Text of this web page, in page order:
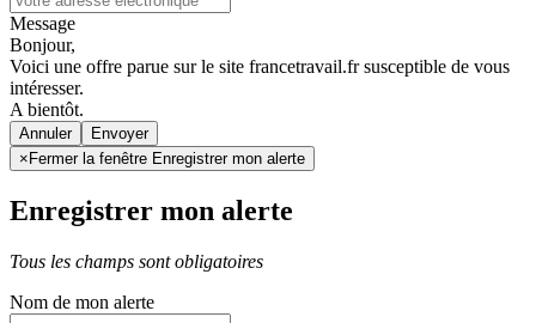
Message
Bonjour,
Voici une offre parue sur le site francetravail.fr susceptible de vous
intéresser.
A bientôt.
Annuler
× Fermer la fenêtre Enregistrer mon alerte
Enregistrer mon alerte
Tous les champs sont obligatoires
Nom de mon alerte